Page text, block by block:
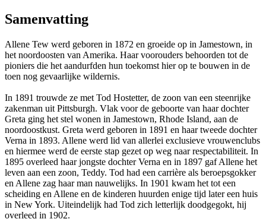
Samenvatting
Allene Tew werd geboren in 1872 en groeide op in Jamestown, in
het noordoosten van Amerika. Haar voorouders behoorden tot de
pioniers die het aandurfden hun toekomst hier op te bouwen in de
toen nog gevaarlijke wildernis.
In 1891 trouwde ze met Tod Hostetter, de zoon van een steenrijke
zakenman uit Pittsburgh. Vlak voor de geboorte van haar dochter
Greta ging het stel wonen in Jamestown, Rhode Island, aan de
noordoostkust. Greta werd geboren in 1891 en haar tweede dochter
Verna in 1893. Allene werd lid van allerlei exclusieve vrouwenclubs
en hiermee werd de eerste stap gezet op weg naar respectabiliteit. In
1895 overleed haar jongste dochter Verna en in 1897 gaf Allene het
leven aan een zoon, Teddy. Tod had een carrière als beroepsgokker
en Allene zag haar man nauwelijks. In 1901 kwam het tot een
scheiding en Allene en de kinderen huurden enige tijd later een huis
in New York. Uiteindelijk had Tod zich letterlijk doodgegokt, hij
overleed in 1902.